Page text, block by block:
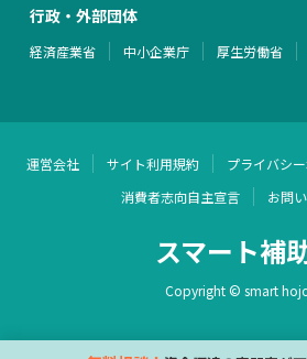
行政・外部団体
経済産業省 中小企業庁 厚生労働省
運営会社 サイト利用規約 プライバシ
消費者志向自主宣言
お問
スマート補
Copyright © smart